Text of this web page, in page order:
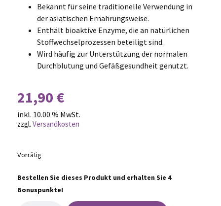
Bekannt für seine traditionelle Verwendung in
der asiatischen Ernährungsweise.
Enthält bioaktive Enzyme, die an natürlichen
Stoffwechselprozessen beteiligt sind.
Wird häufig zur Unterstützung der normalen
Durchblutung und Gefäßgesundheit genutzt.
21,90 €
inkl. 10.00 % MwSt.
zzgl. Versandkosten
Vorrätig
Bestellen Sie dieses Produkt und erhalten Sie 4
Bonuspunkte!